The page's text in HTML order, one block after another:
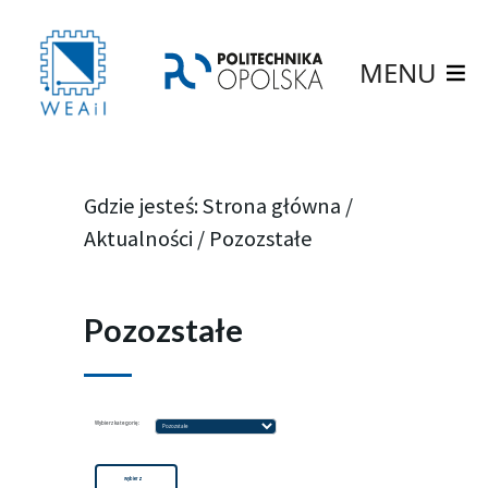
MENU
Gdzie jesteś:Strona główna /
Aktualności / Pozozstałe
Pozozstałe
Wybierz kategorię:
Wybierz
wybierz